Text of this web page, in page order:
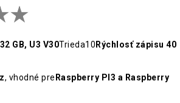
GB, U3 V30Trieda10 Rýchlosť zápisu 40
, vhodné pre Raspberry PI3 a Raspberry